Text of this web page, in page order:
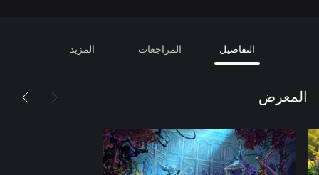
التفاصيل المراجعات المزيد
المعرض